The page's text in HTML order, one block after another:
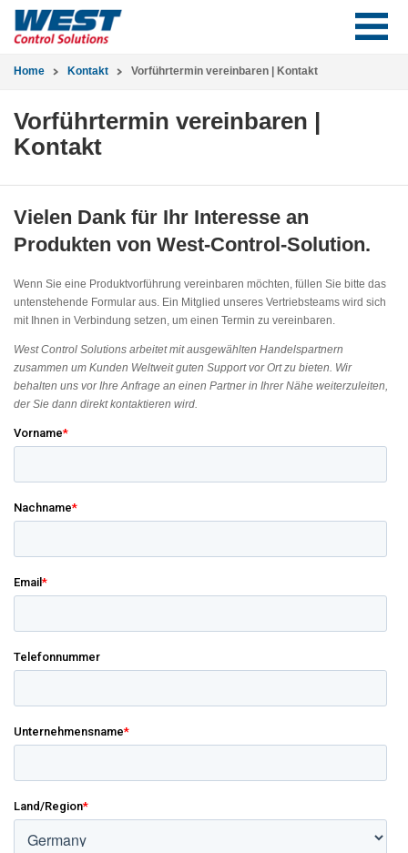
Home Kontakt Vorführtermin vereinbaren | Kontakt
Vorführtermin vereinbaren |
Kontakt
Vielen Dank für Ihr Interesse an
Produkten von West-Control-Solution.
Wenn Sie eine Produktvorführung vereinbaren möchten, füllen Sie bitte das
untenstehende Formular aus. Ein Mitglied unseres Vertriebsteams wird sich
mit Ihnen in Verbindung setzen, um einen Termin zu vereinbaren.
West Control Solutions arbeitet mit ausgewählten Handelspartnern
zusammen um Kunden Weltweit guten Support vor Ort zu bieten. Wir
behalten uns vor Ihre Anfrage an einen Partner in Ihrer Nähe weiterzuleiten,
der Sie dann direkt kontaktieren wird.